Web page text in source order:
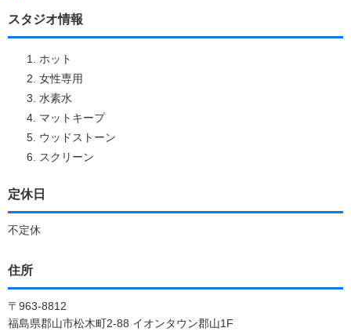
スタジオ情報
ホット
女性専用
水素水
マットキープ
ウッドストーン
スクリーン
定休日
不定休
住所
〒963-8812
福島県郡山市松木町2-88 イオンタウン郡山1F